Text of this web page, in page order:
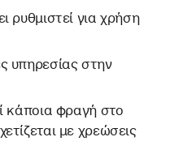
ρυθμιστεί για χρήση
υπηρεσίας στην
κάποια φραγή στο
με χρεώσεις